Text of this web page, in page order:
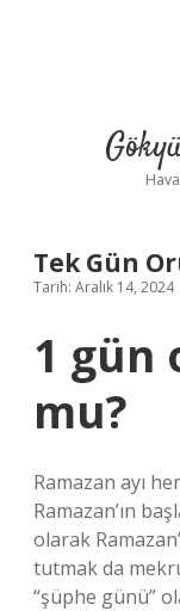
Tek Gün
Tarih: Aralık 14, 2024
1
mu?
Ramazan ayı
Ramazan’ın
olarak
tutmak da
“şüphe günü”